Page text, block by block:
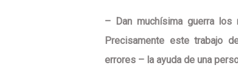
– Dan muchísima guerralos
Precisamente este trabajo
errores – la ayuda de una